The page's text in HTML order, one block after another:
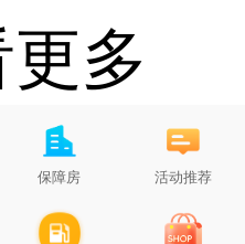
多
保障房 活动推荐